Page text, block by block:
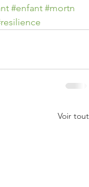
#enfant #mortn
Voir tout